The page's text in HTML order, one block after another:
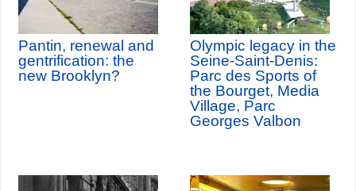
Pantin, renewal and
gentrification: the
new Brooklyn?
Olympic legacy in the
Seine-Saint-Denis:
Parc des Sports of
the Bourget, Media
Village, Parc
Georges Valbon